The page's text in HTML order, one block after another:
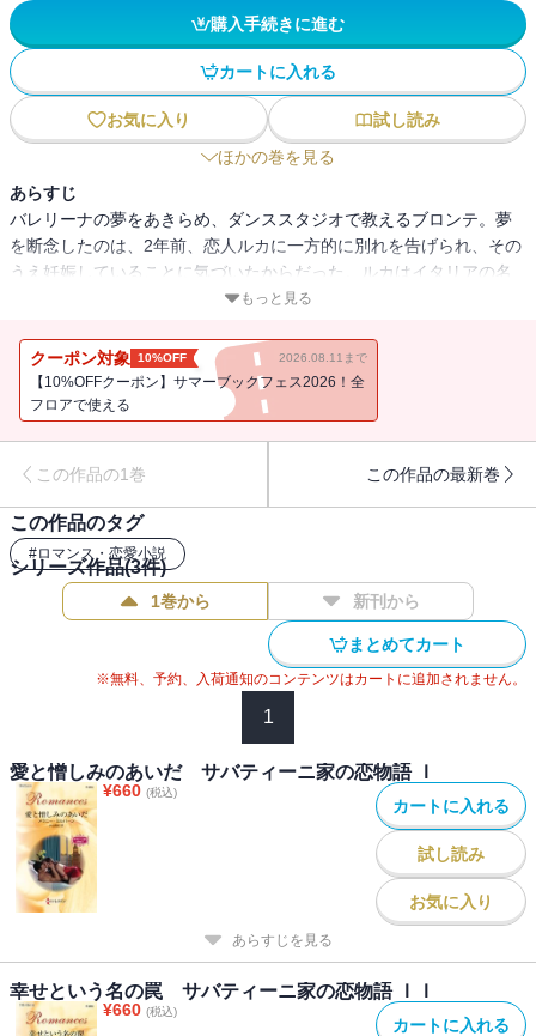
購入手続きに進む
カートに入れる
お気に入り
試し読み
ほかの巻を見る
あらすじ
バレリーナの夢をあきらめ、ダンススタジオで教えるブロンテ。夢
を断念したのは、2年前、恋人ルカに一方的に別れを告げられ、その
うえ妊娠していることに気づいたからだった。ルカはイタリアの名
門サバティーニ家の次男だ。身分違いの恋と承知していたが、あふ
らいきなり姿を消したのだ。その彼が突然スタジオに現れ、強引に
ブロンテを食事に誘った。いまさらなに？ 訝る彼女に、ルカはス
タジオを買収したと告げる。「僕の誘いに応じるか、仕事を失うか
様を描くミニシリーズ〈サバティーニ家の恋物語〉を今月から3カ月
連続で刊行いたします。富豪でありながら孤独なヒーローたちの物
語です。
もっと見る
クーポン対象 10%OFF 2026.08.11まで
【10%OFFクーポン】サマーブックフェス2026！全
フロアで使える
この作品の1巻 この作品の最新巻
この作品のタグ
#ロマンス・恋愛小説
シリーズ作品(3件)
1巻から 新刊から
まとめてカート
※無料、予約、入荷通知のコンテンツはカートに追加されません。
1
愛と憎しみのあいだ サバティーニ家の恋物語 Ｉ
¥660 (税込)
カートに入れる
試し読み
お気に入り
あらすじを見る
幸せという名の罠 サバティーニ家の恋物語 ＩＩ
¥660 (税込)
カートに入れる